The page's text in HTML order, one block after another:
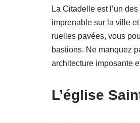
La Citadelle est l’un
imprenable sur la ville
ruelles pavées, vous
bastions. Ne manquez
architecture imposante
L’église